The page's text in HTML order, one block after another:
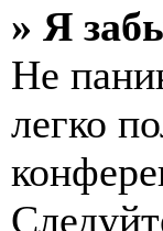
» Я
Не
легко